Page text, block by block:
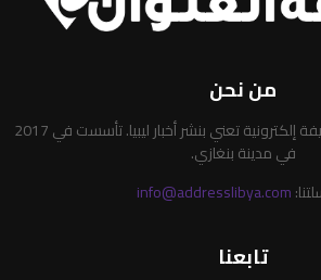
من نحن
صحيفة العنوان الليبية صحيفة إلكترونية تعني بنشر أخبار ليبيا. تأسست في 2017
في مدينة بنغازي.
info@addresslibya.com
تابعنا